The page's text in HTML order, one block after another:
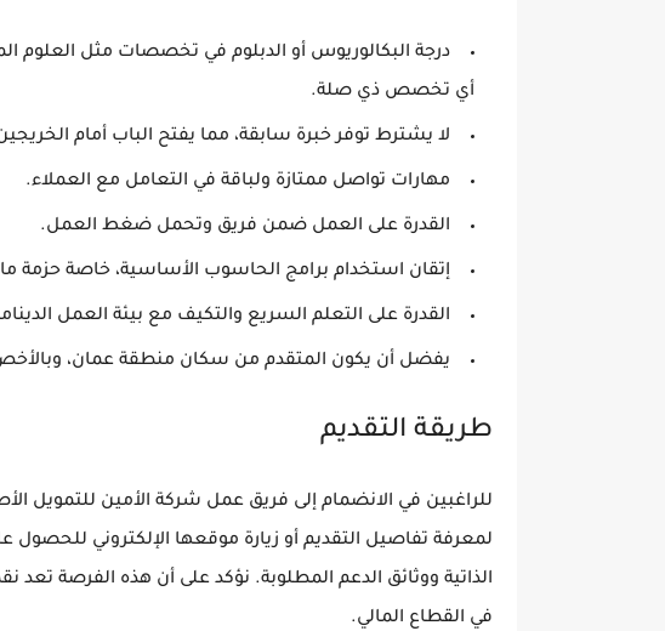
درجة البكالوريوس أو الدبلوم في تخصصات مثل العلوم
أي تخصص ذي صلة.
لا يشترط توفر خبرة سابقة، مما يفتح الباب أمام
مهارات تواصل ممتازة ولباقة في التعامل مع العملاء.
القدرة على العمل ضمن فريق وتحمل ضغط العمل.
إتقان استخدام برامج الحاسوب الأساسية، خاصة
القدرة على التعلم السريع والتكيف مع بيئة العمل
يفضل أن يكون المتقدم من سكان منطقة عمان، وبالأخص
طريقة التقديم
للراغبين في الانضمام إلى فريق عمل شركة الأمين للتمويل
لمعرفة تفاصيل التقديم أو زيارة موقعها الإلكتروني
الذاتية ووثائق الدعم المطلوبة. نؤكد على أن هذه الفرصة
في القطاع المالي.